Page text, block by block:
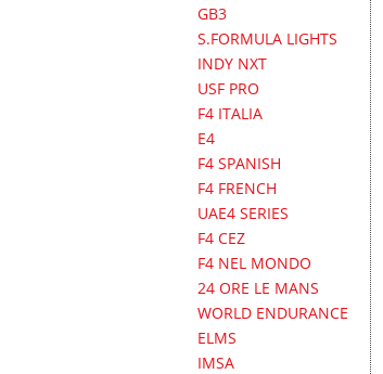
GB3
S.FORMULA LIGHTS
INDY NXT
USF PRO
F4 ITALIA
E4
F4 SPANISH
F4 FRENCH
UAE4 SERIES
F4 CEZ
F4 NEL MONDO
24 ORE LE MANS
WORLD ENDURANCE
ELMS
IMSA